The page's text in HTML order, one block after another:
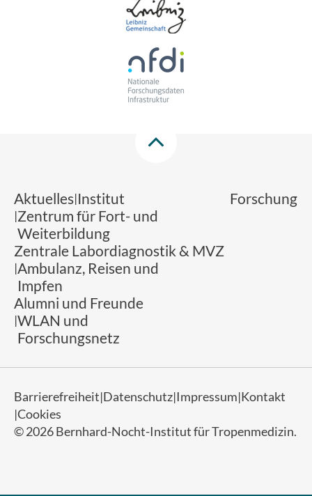
Aktuelles Institut
Forschung
Zentrum für Fort- und
Weiterbildung
Zentrale Labordiagnostik & MVZ
Ambulanz, Reisen und
Impfen
Alumni und Freunde
WLAN und
Forschungsnetz
© 2026 Bernhard-Nocht-Institut für Tropenmedizin.
Barrierefreiheit Datenschutz Impressum Kontakt
Cookies